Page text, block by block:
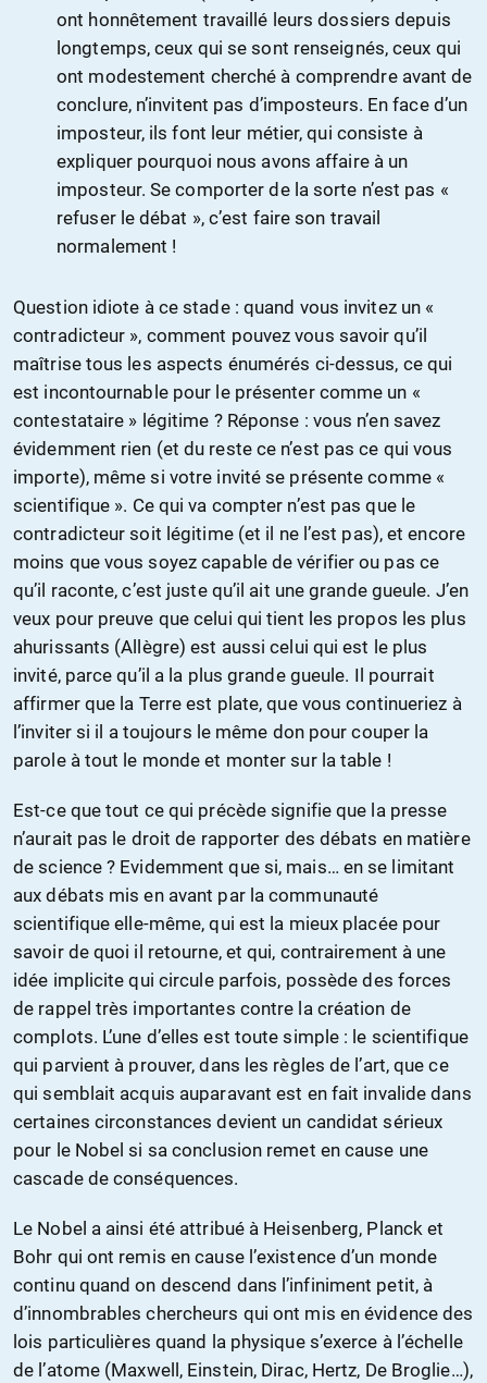
ont honnêtement travaillé leurs dossiers depuis
longtemps, ceux qui se sont renseignés, ceux qui
ont modestement cherché à comprendre avant de
conclure, n’invitent pas d’imposteurs. En face d’un
imposteur, ils font leur métier, qui consiste à
expliquer pourquoi nous avons affaire à un
imposteur. Se comporter de la sorte n’est pas «
refuser le débat », c’est faire son travail
normalement !
Question idiote à ce stade : quand vous invitez un «
contradicteur », comment pouvez vous savoir qu’il
maîtrise tous les aspects énumérés ci-dessus, ce qui
est incontournable pour le présenter comme un «
contestataire » légitime ? Réponse : vous n’en savez
évidemment rien (et du reste ce n’est pas ce qui vous
importe), même si votre invité se présente comme «
scientifique ». Ce qui va compter n’est pas que le
contradicteur soit légitime (et il ne l’est pas), et encore
moins que vous soyez capable de vérifier ou pas ce
qu’il raconte, c’est juste qu’il ait une grande gueule. J’en
veux pour preuve que celui qui tient les propos les plus
ahurissants (Allègre) est aussi celui qui est le plus
invité, parce qu’il a la plus grande gueule. Il pourrait
affirmer que la Terre est plate, que vous continueriez à
l’inviter si il a toujours le même don pour couper la
parole à tout le monde et monter sur la table !
Est-ce que tout ce qui précède signifie que la presse
n’aurait pas le droit de rapporter des débats en matière
de science ? Evidemment que si, mais… en se limitant
aux débats mis en avant par la communauté
scientifique elle-même, qui est la mieux placée pour
savoir de quoi il retourne, et qui, contrairement à une
idée implicite qui circule parfois, possède des forces
de rappel très importantes contre la création de
complots. L’une d’elles est toute simple : le scientifique
qui parvient à prouver, dans les règles de l’art, que ce
qui semblait acquis auparavant est en fait invalide dans
certaines circonstances devient un candidat sérieux
pour le Nobel si sa conclusion remet en cause une
cascade de conséquences.
Le Nobel a ainsi été attribué à Heisenberg, Planck et
Bohr qui ont remis en cause l’existence d’un monde
continu quand on descend dans l’infiniment petit, à
d’innombrables chercheurs qui ont mis en évidence des
lois particulières quand la physique s’exerce à l’échelle
de l’atome (Maxwell, Einstein, Dirac, Hertz, De Broglie…),